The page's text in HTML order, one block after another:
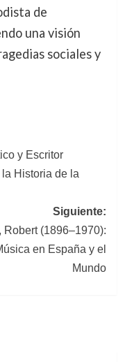
de
una visión
sociales y
y Escritor
Historia de la
Siguiente:
Robert (1896–1970):
en España y el
Mundo